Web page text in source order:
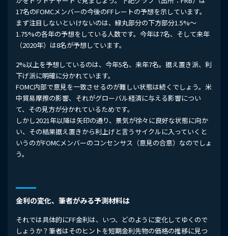
17名のFOMCメンバーの今後のFFレートの予想を示しています。
まず注目しないといけないのは、緑丸部分の下方部分1.5%～
1.75%の各年の予想をしている人数です。今年は7名、そして来年
（2020年）は8名が予想しています。
2%以上を予想しているのは、今年5名、来年7名。据え置き派、利
下げ派に明確に分かれています。
FOMC内部で意見を一致させるのが難しい状態は続くでしょう。米
中貿易摩擦の影響、それがグローバル経済に与える影響につい
て、その見方が分かれているためです。
しかし2021年以降は矢印の通り、景気が徐々に良好な状態に向か
い、その結果据え置きから利上げと言うサイクルに入っていくと
いうのがFOMCメンバーのコンセンサス（意見の合意）なのでしょ
う。
金利の変化、筆者がみる予測材料は
それでは具体的にFF金利は、いつ、どのように変化してゆくので
しょうか？筆者はそのヒントを短期金利先物の価格の推移に見つ